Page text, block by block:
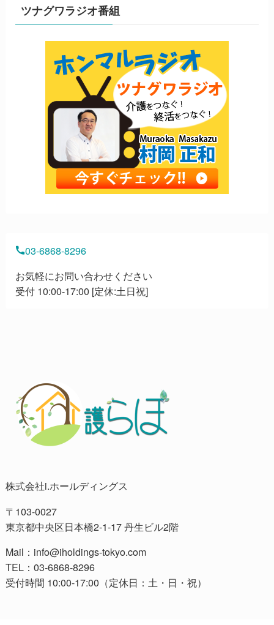
ツナグワラジオ番組
03-6868-8296
お気軽にお問い合わせください
受付 10:00-17:00 [定休:土日祝]
株式会社i.ホールディングス
〒103-0027
東京都中央区日本橋2-1-17 丹生ビル2階
Mail：info@iholdings-tokyo.com
TEL：03-6868-8296
受付時間 10:00-17:00（定休日：土・日・祝）